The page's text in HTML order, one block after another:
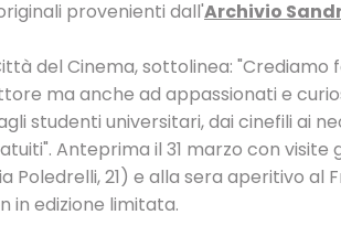
provenienti dall'Archivio
del Cinema, sottolinea: "Crediamo
ma anche ad appassionati e
studenti universitari, dai cinefili ai
Anteprima il 31 marzo con visite
Poledrelli, 21) e alla sera aperitivo al
in edizione limitata.